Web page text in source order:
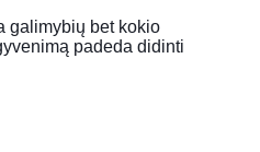
galimybių bet kokio
padeda didinti